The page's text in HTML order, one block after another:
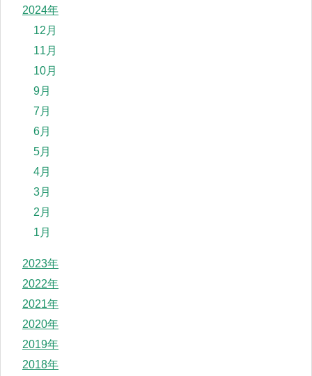
2024年
12月
11月
10月
9月
7月
6月
5月
4月
3月
2月
1月
2023年
2022年
2021年
2020年
2019年
2018年